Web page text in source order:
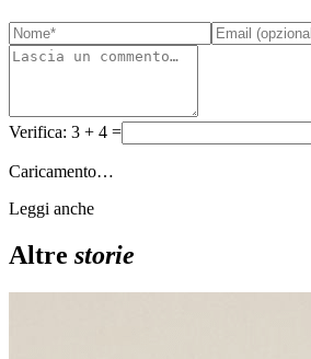
Verifica: 3 + 4 =
Caricamento…
Leggi anche
Altre storie